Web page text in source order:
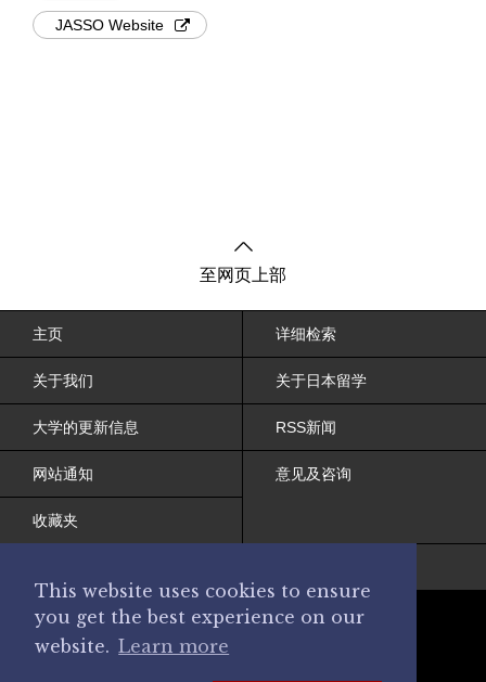
This website uses cookies to ensure
you get the best experience on our
website. Learn more
JASSO Website
至网页上部
主页 详细检索
关于我们 关于日本留学
大学的更新信息 RSS新闻
网站通知 意见及咨询
收藏夹